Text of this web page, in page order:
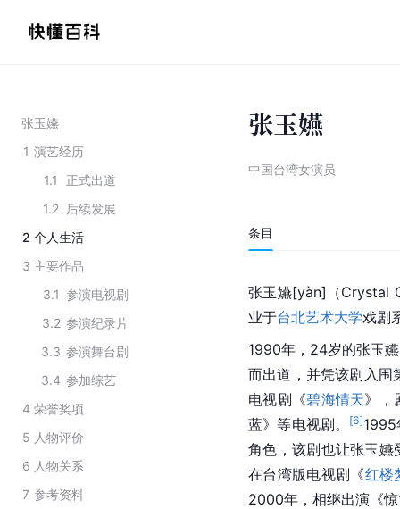
张玉嬿
1 演艺经历
1.1
正式出道
1.2 后续发展
2 个人生活
3 主要作品
3.1 参演电视剧
3.2 参演纪录片
3.3 参演舞台剧
3.4 参加综艺
4 荣誉奖项
5 人物评价
6 人物关系
7 参考资料
张玉嬿
中国台湾女演员
条目
张玉嬿[yàn]（Crystal
业于台北艺术大学戏剧
1990年，24岁的张玉
而出道，并凭该剧入围
电视剧《碧海情天》，
蓝》等电视剧。
[6]1995
角色，该剧也让张玉嬿
在台湾版电视剧《红楼
2000年，相继出演《